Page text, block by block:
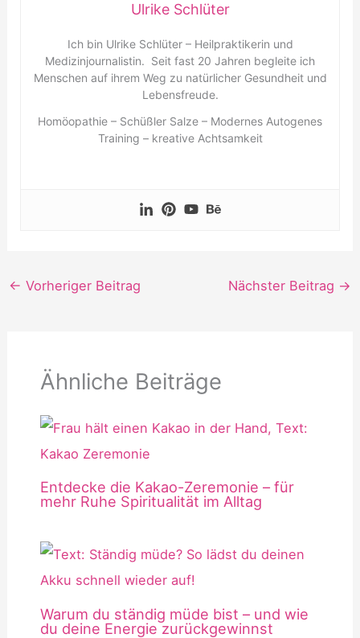
Ulrike Schlüter
Ich bin Ulrike Schlüter – Heilpraktikerin und
Medizinjournalistin. Seit fast 20 Jahren begleite ich
Menschen auf ihrem Weg zu natürlicher Gesundheit und
Lebensfreude.
Homöopathie – Schüßler Salze – Modernes Autogenes
Training – kreative Achtsamkeit
← Vorheriger Beitrag Nächster Beitrag →
Ähnliche Beiträge
Entdecke die Kakao-Zeremonie – für
mehr Ruhe Spiritualität im Alltag
Warum du ständig müde bist – und wie
du deine Energie zurückgewinnst